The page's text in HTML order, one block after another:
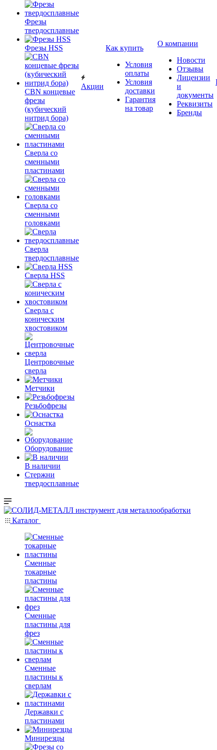
Фрезы
твердосплавные
Фрезы HSS
CBN концевые
фрезы
(кубический
нитрид бора)
Сверла со
сменными
пластинами
Сверла со
сменными
головками
Сверла
твердосплавные
Сверла HSS
Сверла с
коническим
хвостовиком
Центровочные
сверла
Метчики
Резьбофрезы
Оснастка
Оборудование
В наличии
Стержни
твердосплавные
Акции
Как купить
Условия
оплаты
Условия
доставки
Гарантия
на товар
О компании
Новости
Отзывы
Лицензии
и
документы
Реквизиты
Бренды
Каталог
Сменные
токарные
пластины
Сменные
пластины для
фрез
Сменные
пластины к
сверлам
Державки с
пластинами
Минирезцы